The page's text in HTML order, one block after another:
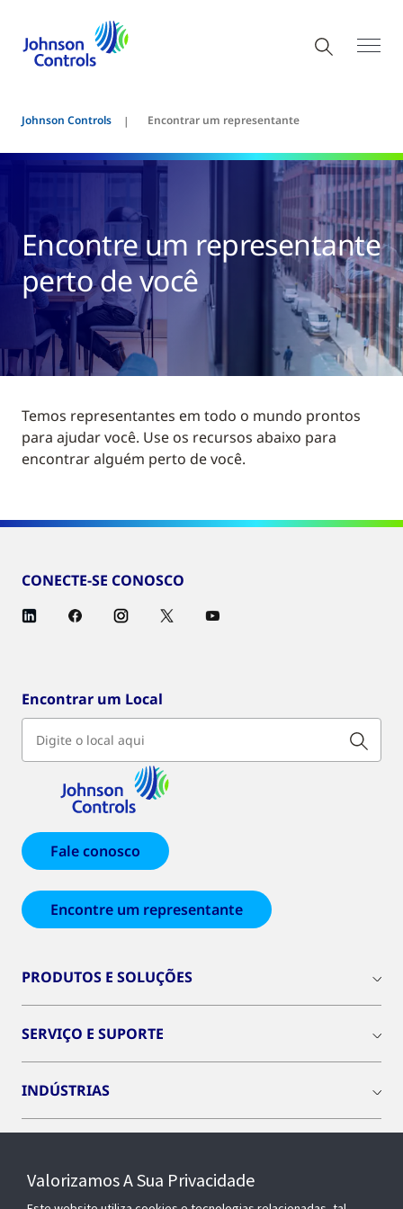
Johnson Controls Encontrar um representante
Encontre um representante
perto de você
Temos representantes em todo o mundo prontos
para ajudar você. Use os recursos abaixo para
encontrar alguém perto de você.
CONECTE-SE CONOSCO
Encontrar um Local
Fale conosco
Encontre um representante
PRODUTOS E SOLUÇÕES
SERVIÇO E SUPORTE
INDÚSTRIAS
SOBRE NÓS
Valorizamos A Sua Privacidade